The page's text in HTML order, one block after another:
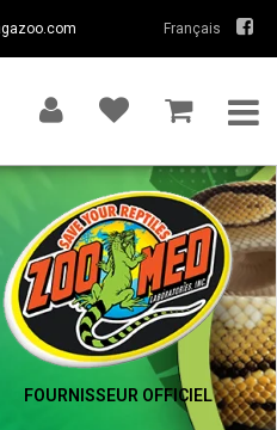
Français
FOURNISSEUR OFFICIEL